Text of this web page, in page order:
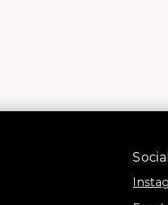
Social